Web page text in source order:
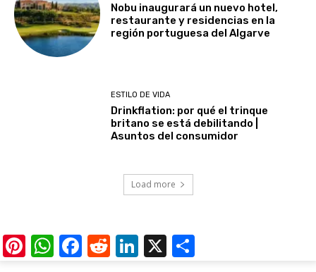
Nobu inaugurará un nuevo hotel,
restaurante y residencias en la
región portuguesa del Algarve
ESTILO DE VIDA
Drinkflation: por qué el trinque
britano se está debilitando |
Asuntos del consumidor
Load more
Pinterest
WhatsApp
Facebook
RedditLinkedIn
X